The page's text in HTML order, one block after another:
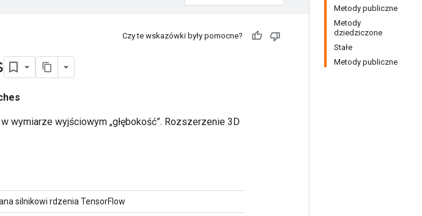
Metody publiczne
Metody
dziedziczone
Stałe
Metody publiczne
Czy te wskazówki były pomocne?
wymiarze wyjściowym „głębokość”. Rozszerzenie 3D
silnikowi rdzenia TensorFlow